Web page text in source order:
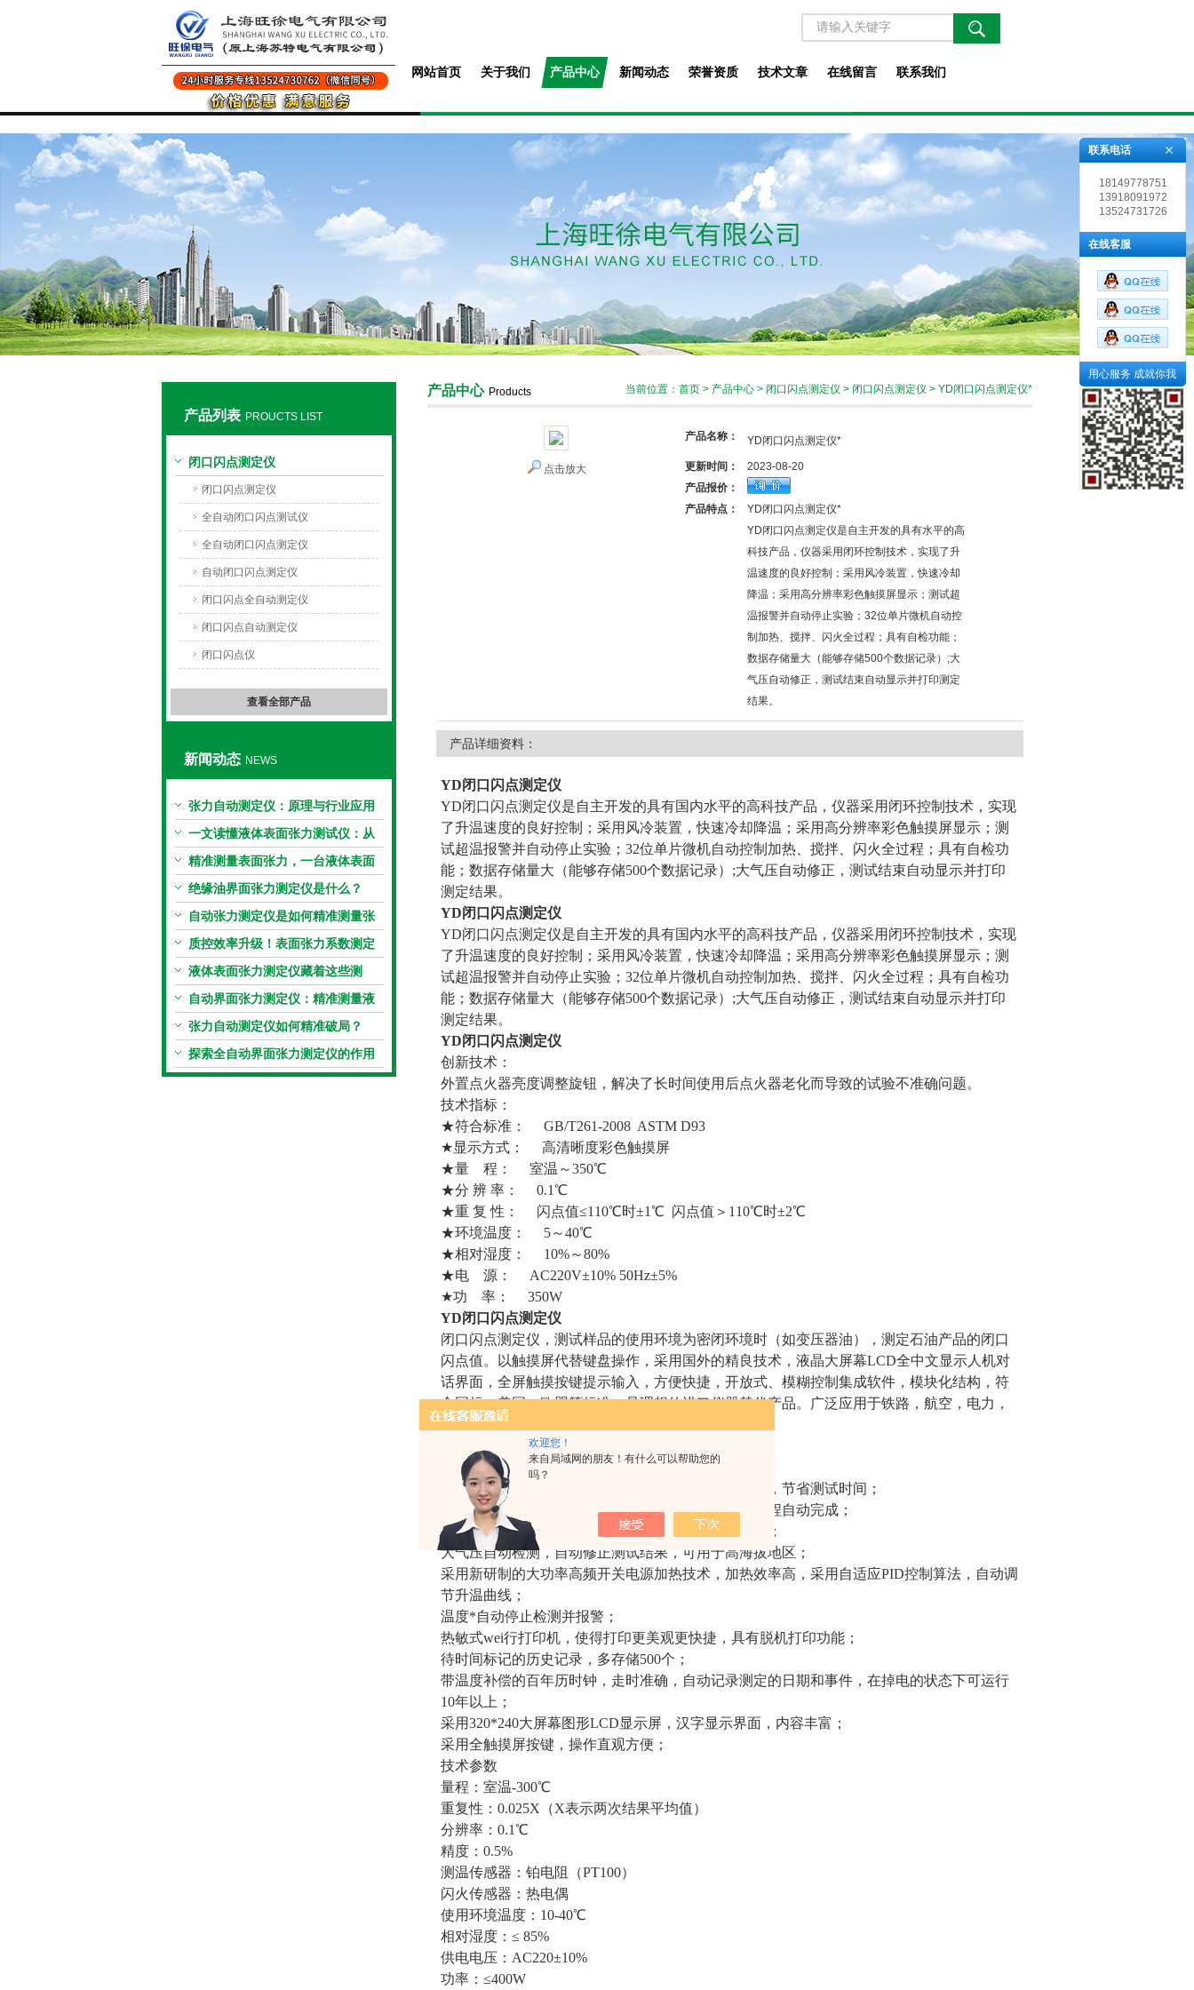
欢迎您！
来自局域网的朋友！有什么可以帮助您的
吗？
网站首页 关于我们 产品中心 新闻动态 荣誉资质 技术文章 在线留言 联系我们
产品列表 PROUCTS LIST
闭口闪点测定仪
闭口闪点测定仪
全自动闭口闪点测试仪
全自动闭口闪点测定仪
自动闭口闪点测定仪
闭口闪点全自动测定仪
闭口闪点自动测定仪
闭口闪点仪
查看全部产品
新闻动态 NEWS
张力自动测定仪：原理与行业应用
解析
一文读懂液体表面张力测试仪：从
原理到应用全掌握
精准测量表面张力，一台液体表面
张力系数测量仪就够了
绝缘油界面张力测定仪是什么？
自动张力测定仪是如何精准测量张
力的？
质控效率升级！表面张力系数测定
仪真香警告
液体表面张力测定仪藏着这些测
定“小窍门”
自动界面张力测定仪：精准测量液
体界面张力的关键设备
张力自动测定仪如何精准破局？
探索全自动界面张力测定仪的作用
产品中心 Products 当前位置： 首页 > 产品中心 > 闭口闪点测定仪 > 闭口闪点测定仪 > YD闭口闪点测定仪*
点击放大
产品名称： YD闭口闪点测定仪*
更新时间：
2023-08-20
产品报价：
产品特点：
YD闭口闪点测定仪*
YD闭口闪点测定仪是自主开发的具有水平的高
科技产品，仪器采用闭环控制技术，实现了升
温速度的良好控制；采用风冷装置，快速冷却
降温；采用高分辨率彩色触摸屏显示；测试超
温报警并自动停止实验；32位单片微机自动控
制加热、搅拌、闪火全过程；具有自检功能；
数据存储量大（能够存储500个数据记录）;大
气压自动修正，测试结束自动显示并打印测定
结果。
产品详细资料：
YD闭口闪点测定仪
YD闭口闪点测定仪是自主开发的具有国内水平的高科技产品，仪器采用闭环控制技术，实现
了升温速度的良好控制；采用风冷装置，快速冷却降温；采用高分辨率彩色触摸屏显示；测
试超温报警并自动停止实验；32位单片微机自动控制加热、搅拌、闪火全过程；具有自检功
能；数据存储量大（能够存储500个数据记录）;大气压自动修正，测试结束自动显示并打印
测定结果。
YD闭口闪点测定仪
YD闭口闪点测定仪是自主开发的具有国内水平的高科技产品，仪器采用闭环控制技术，实现
了升温速度的良好控制；采用风冷装置，快速冷却降温；采用高分辨率彩色触摸屏显示；测
试超温报警并自动停止实验；32位单片微机自动控制加热、搅拌、闪火全过程；具有自检功
能；数据存储量大（能够存储500个数据记录）;大气压自动修正，测试结束自动显示并打印
测定结果。
YD闭口闪点测定仪
创新技术：
外置点火器亮度调整旋钮，解决了长时间使用后点火器老化而导致的试验不准确问题。
技术指标：
★符合标准： GB/T261-2008 ASTM D93
★显示方式： 高清晰度彩色触摸屏
★量 程： 室温～350℃
★分 辨 率： 0.1℃
★重 复 性： 闪点值≤110℃时±1℃ 闪点值＞110℃时±2℃
★环境温度： 5～40℃
★相对湿度： 10%～80%
★电 源： AC220V±10% 50Hz±5%
★功 率： 350W
YD闭口闪点测定仪
闭口闪点测定仪，测试样品的使用环境为密闭环境时（如变压器油），测定石油产品的闭口
闪点值。以触摸屏代替键盘操作，采用国外的精良技术，液晶大屏幕LCD全中文显示人机对
话界面，全屏触摸按键提示输入，方便快捷，开放式、模糊控制集成软件，模块化结构，符
合国标、美国、欧盟等标准。是理想的进口仪器替代产品。广泛应用于铁路，航空，电力，
石油行业及科研部门等。
采用新型高速数字信号处理器，工作可靠精度高；
一台主机可同时控制多台测试炉进行多个样品的测试，节省测试时间；
检测、开盖、点火、报警、冷却、打印，整个实验过程自动完成；
气电两用点火方式，即铂合金电热丝、燃气点火方式；
大气压自动检测，自动修正测试结果，可用于高海拔地区；
采用新研制的大功率高频开关电源加热技术，加热效率高，采用自适应PID控制算法，自动调
节升温曲线；
温度*自动停止检测并报警；
热敏式wei行打印机，使得打印更美观更快捷，具有脱机打印功能；
待时间标记的历史记录，多存储500个；
带温度补偿的百年历时钟，走时准确，自动记录测定的日期和事件，在掉电的状态下可运行
10年以上；
采用320*240大屏幕图形LCD显示屏，汉字显示界面，内容丰富；
采用全触摸屏按键，操作直观方便；
技术参数
量程：室温-300℃
重复性：0.025X（X表示两次结果平均值）
分辨率：0.1℃
精度：0.5%
测温传感器：铂电阻（PT100）
闪火传感器：热电偶
使用环境温度：10-40℃
相对湿度：≤ 85%
供电电压：AC220±10%
功率：≤400W
联系电话
18149778751
13918091972
13524731726
在线客服
用心服务 成就你我